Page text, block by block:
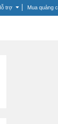
trợ Mua quảng